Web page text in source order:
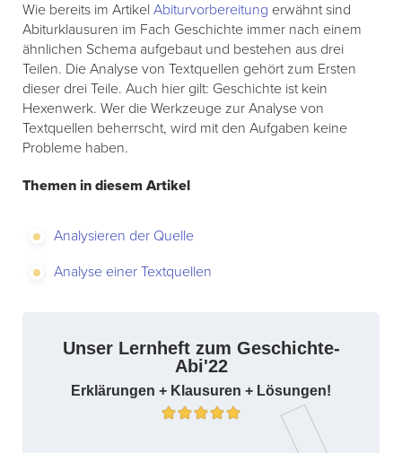
Wie bereits im Artikel Abiturvorbereitung erwähnt sind
Abiturklausuren im Fach Geschichte immer nach einem
ähnlichen Schema aufgebaut und bestehen aus drei
Teilen. Die Analyse von Textquellen gehört zum Ersten
dieser drei Teile. Auch hier gilt: Geschichte ist kein
Hexenwerk. Wer die Werkzeuge zur Analyse von
Textquellen beherrscht, wird mit den Aufgaben keine
Probleme haben.
Themen in diesem Artikel
Analysieren der Quelle
Analyse einer Textquellen
Unser Lernheft zum Geschichte-
Abi'22
Erklärungen + Klausuren + Lösungen!